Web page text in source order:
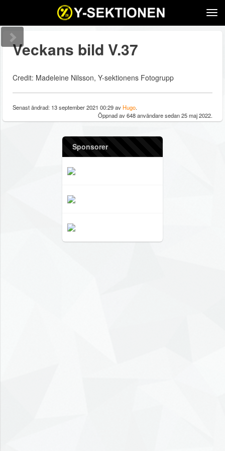
Veckans bild V.37
Credit: Madeleine Nilsson, Y-sektionens Fotogrupp
Senast ändrad: 13 september 2021 00:29 av Hugo.
Öppnad av 648 användare sedan 25 maj 2022.
Sponsorer